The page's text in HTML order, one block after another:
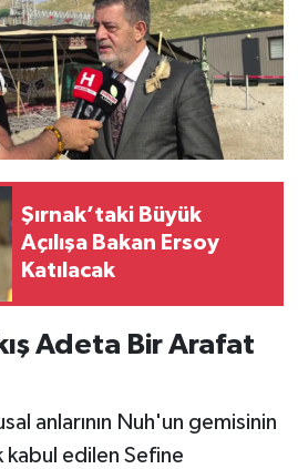
Şırnak’taki Büyük
Açılışa Bakan Ersoy
Katılacak
Adeta Bir Arafat
anlarının Nuh'un gemisinin
edilen Sefine